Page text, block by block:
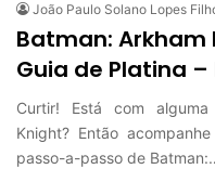
João Paulo Solano Lopes
Batman:
Guia de Platina
Curtir! Está com
Knight? Então
passo-a-passo de